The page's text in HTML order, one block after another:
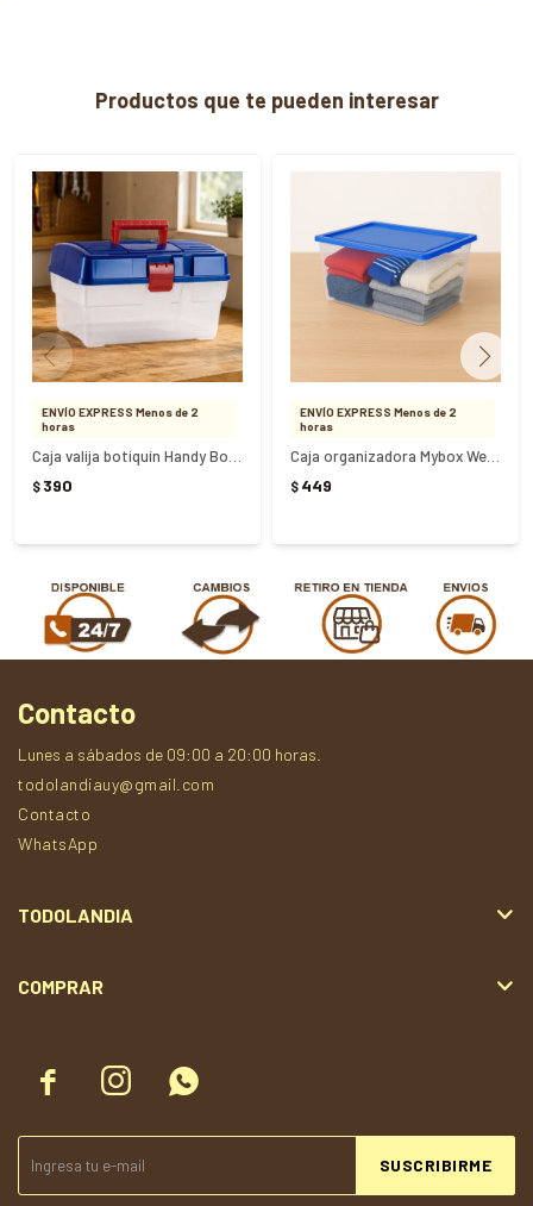
Productos que te pueden interesar
ENVÍO EXPRESS Menos de 2
horas
$ 390
ENVÍO EXPRESS Menos de 2
horas
$ 449
  
SUSCRIBIRME
Contacto
Lunes a sábados de 09:00 a 20:00 horas.
todolandiauy@gmail.com
Contacto
WhatsApp
TODOLANDIA
COMPRAR